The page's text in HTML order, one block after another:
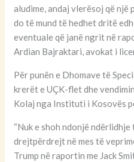
aludime, andaj vlerësoj që një
do të mund të hedhet dritë
eventuale që janë ngrit në
Ardian Bajraktari, avokat i
Për punën e Dhomave të
krerët e UÇK-flet dhe
Kolaj nga Instituti i Kosovës
“Nuk e shoh ndonjë
drejtpërdrejt në mes të
Trump në raportin me Jack